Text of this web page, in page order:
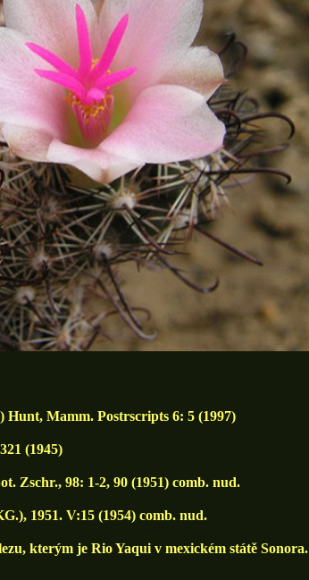
Hunt, Mamm. Postrscripts 6: 5 (1997)
(1945)
Zschr., 98: 1-2, 90 (1951) comb. nud.
1951. V:15 (1954) comb. nud.
kterým je Rio Yaqui v mexickém státě Sonora.